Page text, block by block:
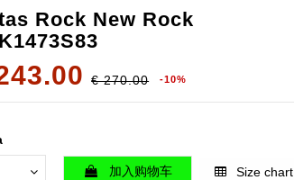
Rock New Rock
€ 270.00 -10%
加入购物车 Size chart